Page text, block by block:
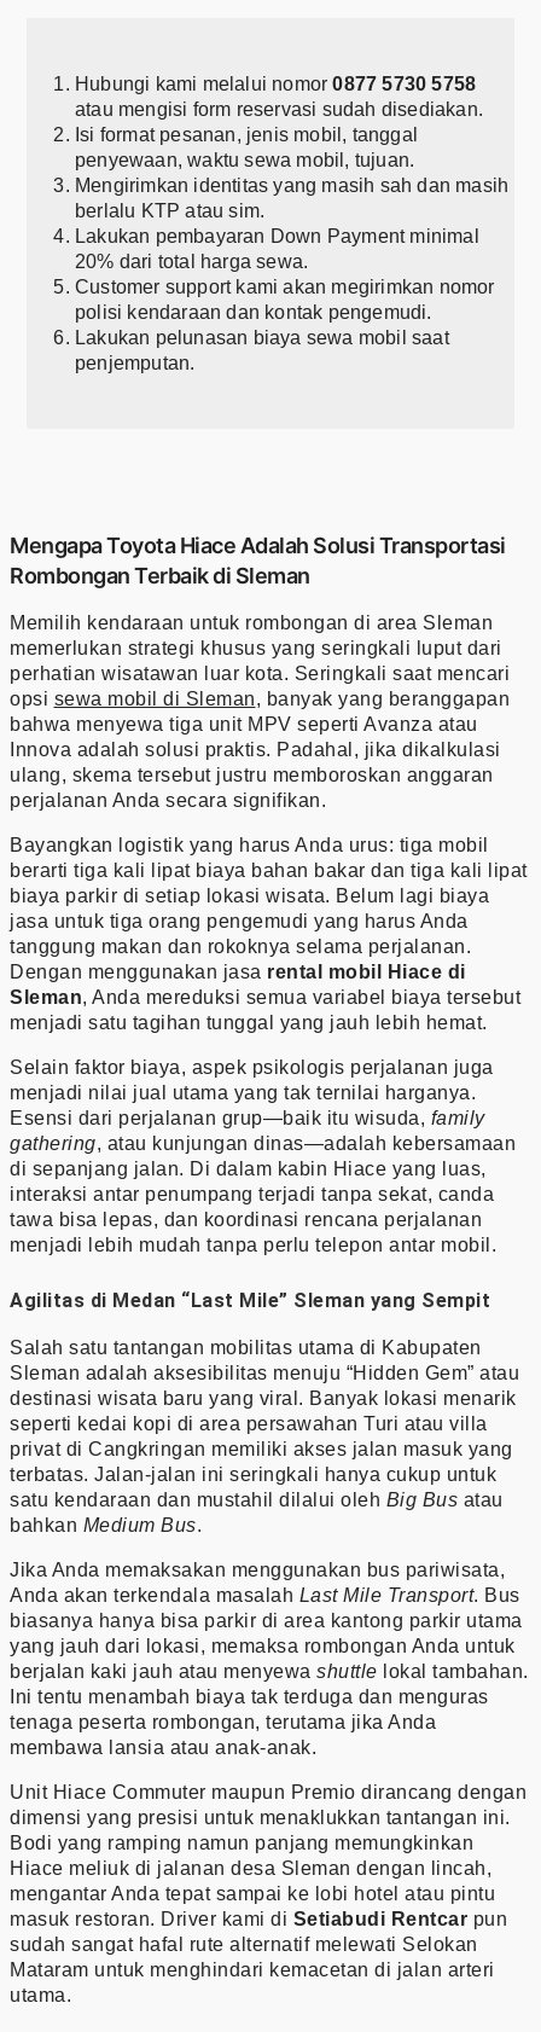
Hubungi kami melalui nomor0877 5730 5758
atau mengisi form reservasi sudah disediakan.
Isi format pesanan, jenis mobil, tanggal
penyewaan, waktu sewa mobil, tujuan.
Mengirimkan identitas yang masih sah dan masih
berlalu KTP atau sim.
Lakukan pembayaran Down Payment minimal
20% dari total harga sewa.
Customer support kami akan megirimkan nomor
polisi kendaraan dan kontak pengemudi.
Lakukan pelunasan biaya sewa mobil saat
penjemputan.
Mengapa Toyota Hiace Adalah Solusi Transportasi
Rombongan Terbaik di Sleman
Memilih kendaraan untuk rombongan di area Sleman
memerlukan strategi khusus yang seringkali luput dari
perhatian wisatawan luar kota. Seringkali saat mencari
opsi sewa mobil di Sleman, banyak yang beranggapan
bahwa menyewa tiga unit MPV seperti Avanza atau
Innova adalah solusi praktis. Padahal, jika dikalkulasi
ulang, skema tersebut justru memboroskan anggaran
perjalanan Anda secara signifikan.
Bayangkan logistik yang harus Anda urus: tiga mobil
berarti tiga kali lipat biaya bahan bakar dan tiga kali lipat
biaya parkir di setiap lokasi wisata. Belum lagi biaya
jasa untuk tiga orang pengemudi yang harus Anda
tanggung makan dan rokoknya selama perjalanan.
Dengan menggunakan jasa rental mobil Hiace di
Sleman, Anda mereduksi semua variabel biaya tersebut
menjadi satu tagihan tunggal yang jauh lebih hemat.
Selain faktor biaya, aspek psikologis perjalanan juga
menjadi nilai jual utama yang tak ternilai harganya.
Esensi dari perjalanan grup—baik itu wisuda, family
gathering, atau kunjungan dinas—adalah kebersamaan
di sepanjang jalan. Di dalam kabin Hiace yang luas,
interaksi antar penumpang terjadi tanpa sekat, canda
tawa bisa lepas, dan koordinasi rencana perjalanan
menjadi lebih mudah tanpa perlu telepon antar mobil.
Agilitas di Medan “Last Mile” Sleman yang Sempit
Salah satu tantangan mobilitas utama di Kabupaten
Sleman adalah aksesibilitas menuju “Hidden Gem” atau
destinasi wisata baru yang viral. Banyak lokasi menarik
seperti kedai kopi di area persawahan Turi atau villa
privat di Cangkringan memiliki akses jalan masuk yang
terbatas. Jalan-jalan ini seringkali hanya cukup untuk
satu kendaraan dan mustahil dilalui oleh Big Bus atau
bahkan Medium Bus.
Jika Anda memaksakan menggunakan bus pariwisata,
Anda akan terkendala masalah Last Mile Transport. Bus
biasanya hanya bisa parkir di area kantong parkir utama
yang jauh dari lokasi, memaksa rombongan Anda untuk
berjalan kaki jauh atau menyewa shuttle lokal tambahan.
Ini tentu menambah biaya tak terduga dan menguras
tenaga peserta rombongan, terutama jika Anda
membawa lansia atau anak-anak.
Unit Hiace Commuter maupun Premio dirancang dengan
dimensi yang presisi untuk menaklukkan tantangan ini.
Bodi yang ramping namun panjang memungkinkan
Hiace meliuk di jalanan desa Sleman dengan lincah,
mengantar Anda tepat sampai ke lobi hotel atau pintu
masuk restoran. Driver kami di Setiabudi Rentcar pun
sudah sangat hafal rute alternatif melewati Selokan
Mataram untuk menghindari kemacetan di jalan arteri
utama.